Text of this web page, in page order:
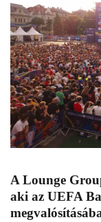
A Lounge
aki az UEFA